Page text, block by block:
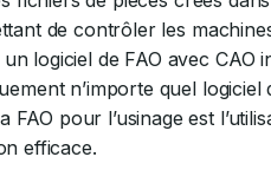
de contrôler les
un logiciel de FAO avec CAO
n’importe quel
pour l’usinage est
efficace.